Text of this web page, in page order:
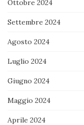
Ottobre 2024
Settembre 2024
Agosto 2024
Luglio 2024
Giugno 2024
Maggio 2024
Aprile 2024